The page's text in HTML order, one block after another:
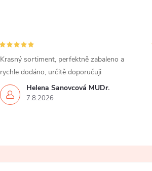
Helena Šanovcová MUDr.
7.8.2026
Krasný sortiment, perfektně zabaleno a
rychle dodáno, určitě doporučuji